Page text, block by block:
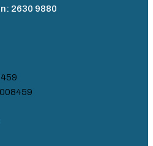
2630 9880